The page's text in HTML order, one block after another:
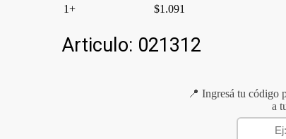
1+
$1.091
Articulo: 021312
📍 Ingresá tu código
a